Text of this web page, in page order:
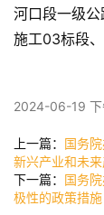
首
页
快
公
河口段一级
施工03标段
2024-06-19 下
上一篇： 国务
新兴产业和未
下一篇： 国务
极性的政策措施